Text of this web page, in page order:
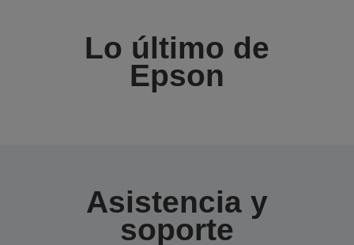
Lo último de
Epson
Asistencia y
soporte